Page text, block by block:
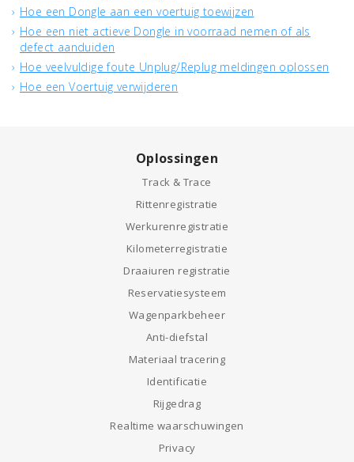
Hoe een Dongle aan een voertuig toewijzen
Hoe een niet actieve Dongle in voorraad nemen of als
defect aanduiden
Hoe veelvuldige foute Unplug/Replug meldingen oplossen
Hoe een Voertuig verwijderen
Oplossingen
Track & Trace
Rittenregistratie
Werkurenregistratie
Kilometerregistratie
Draaiuren registratie
Reservatiesysteem
Wagenparkbeheer
Anti-diefstal
Materiaal tracering
Identificatie
Rijgedrag
Realtime waarschuwingen
Privacy